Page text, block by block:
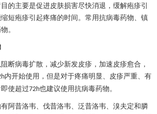
的主要是促进皮肤损害尽快消退，缓解疱疹引
短疱疹引起疼痛的时间。常用抗病毒药物、镇
。
断病毒扩散，减少新发皮疹，加速皮疹愈合，
内开始使用，但是对于疼痛明显、皮疹严重、有
使超过72h也建议使用抗病毒药物。
阿昔洛韦、伐昔洛韦、泛昔洛韦、溴夫定和膦